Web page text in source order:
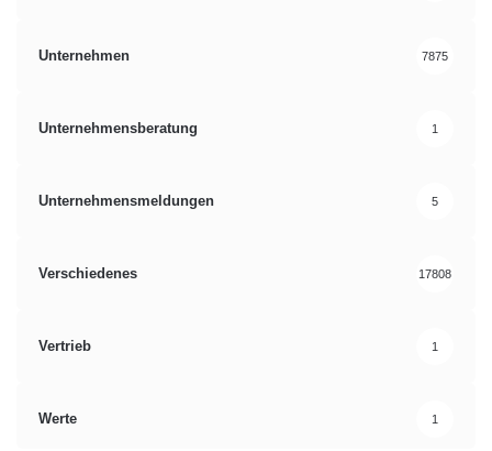
Unternehmen 7875
Unternehmensberatung 1
Unternehmensmeldungen 5
Verschiedenes 17808
Vertrieb 1
Werte 1